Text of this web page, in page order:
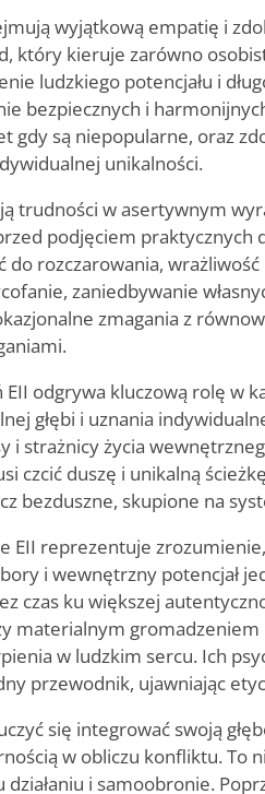
wyjątkową empatię i
który kieruje zarówno
ludzkiego potencjału i
bezpiecznych i
gdy są niepopularne, oraz
unikalności.
trudności w asertywnym
podjęciem praktycznych
do rozczarowania,
zaniedbywanie
zmagania z
odgrywa kluczową rolę w
głębi i uznania
i strażnicy życia
czcić duszę i unikalną
bezduszne, skupione na
EII reprezentuje
i wewnętrzny potencjał
czas ku większej
materialnym
w ludzkim sercu. Ich
przewodnik, ujawniając
się integrować swoją
w obliczu konfliktu. To
i samoobronie.